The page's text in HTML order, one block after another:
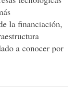
la financiación,
a conocer por